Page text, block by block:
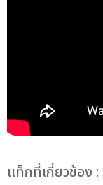
เเท็กที่เกี่ยวข้อง :